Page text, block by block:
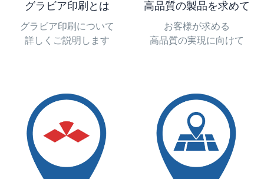
グラビア印刷とは
グラビア印刷について
詳しくご説明します
高品質の製品を求めて
お客様が求める
高品質の実現に向けて